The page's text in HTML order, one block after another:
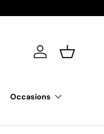
Se connecter
Liste de
Occasions